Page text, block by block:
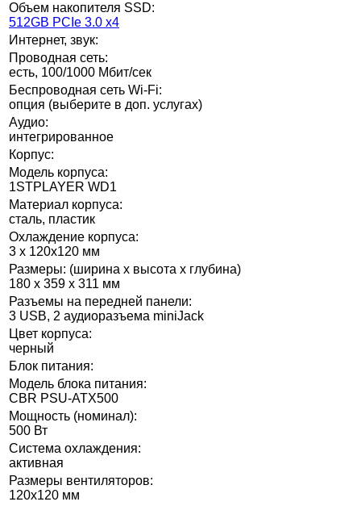
Объем накопителя SSD:
512GB PCIe 3.0 x4
Интернет, звук:
Проводная сеть:
есть, 100/1000 Мбит/сек
Беспроводная сеть Wi-Fi:
опция (выберите в доп. услугах)
Аудио:
интегрированное
Корпус:
Модель корпуса:
1STPLAYER WD1
Материал корпуса:
сталь, пластик
Охлаждение корпуса:
3 x 120x120 мм
Размеры: (ширина x высота x глубина)
180 x 359 x 311 мм
Разъемы на передней панели:
3 USB, 2 аудиоразъема miniJack
Цвет корпуса:
черный
Блок питания:
Модель блока питания:
CBR PSU-ATX500
Мощность (номинал):
500 Вт
Система охлаждения:
активная
Размеры вентиляторов:
120x120 мм